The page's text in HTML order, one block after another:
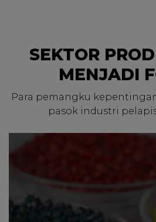
SEKTOR
MENJADI
Para pemangku
pasok industri